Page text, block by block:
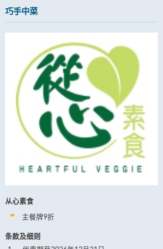
巧手中菜
从心素食
主餐牌9折
条款及细则